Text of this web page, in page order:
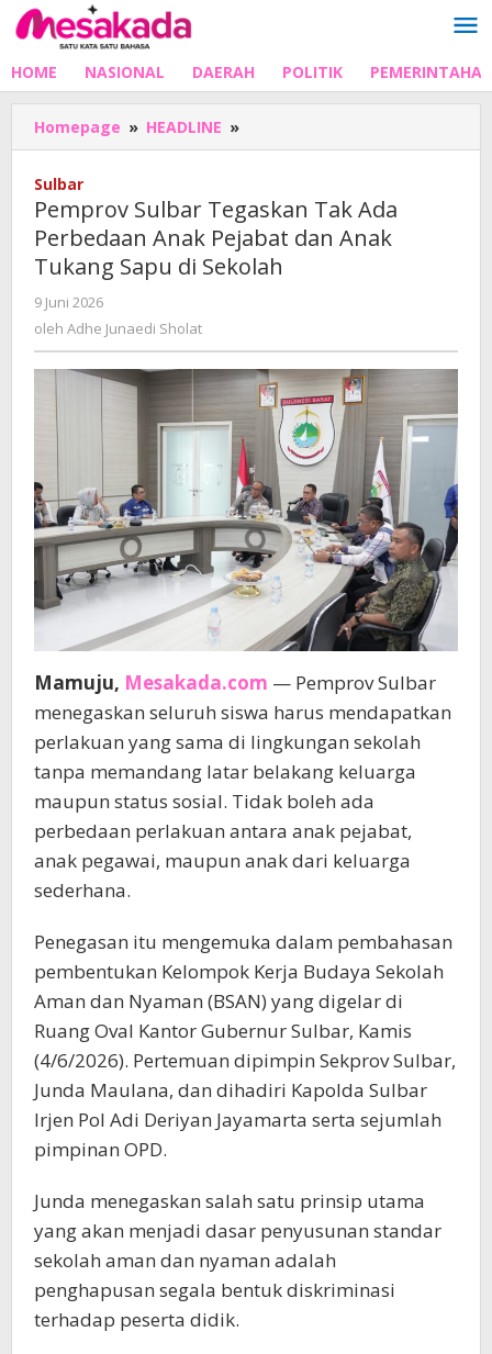
Lewati
ke
HOME NASIONAL DAERAH POLITIK
Homepage » HEADLINE »
Sulbar
Ada
Perbedaan
Anak
Tukang
Sapu
Sekolah
Sulbar
Pemprov Sulbar Tegaskan Tak Ada
Perbedaan Anak Pejabat dan Anak
Tukang Sapu di Sekolah
9 Juni 2026
oleh Adhe Junaedi Sholat
Mamuju, Mesakada.com — Pemprov Sulbar
menegaskan seluruh siswa harus mendapatkan
perlakuan yang sama di lingkungan sekolah
tanpa memandang latar belakang keluarga
maupun status sosial. Tidak boleh ada
perbedaan perlakuan antara anak pejabat,
anak pegawai, maupun anak dari keluarga
sederhana.
Penegasan itu mengemuka dalam pembahasan
pembentukan Kelompok Kerja Budaya Sekolah
Aman dan Nyaman (BSAN) yang digelar di
Ruang Oval Kantor Gubernur Sulbar, Kamis
(4/6/2026). Pertemuan dipimpin Sekprov Sulbar,
Junda Maulana, dan dihadiri Kapolda Sulbar
Irjen Pol Adi Deriyan Jayamarta serta sejumlah
pimpinan OPD.
Junda menegaskan salah satu prinsip utama
yang akan menjadi dasar penyusunan standar
sekolah aman dan nyaman adalah
penghapusan segala bentuk diskriminasi
terhadap peserta didik.